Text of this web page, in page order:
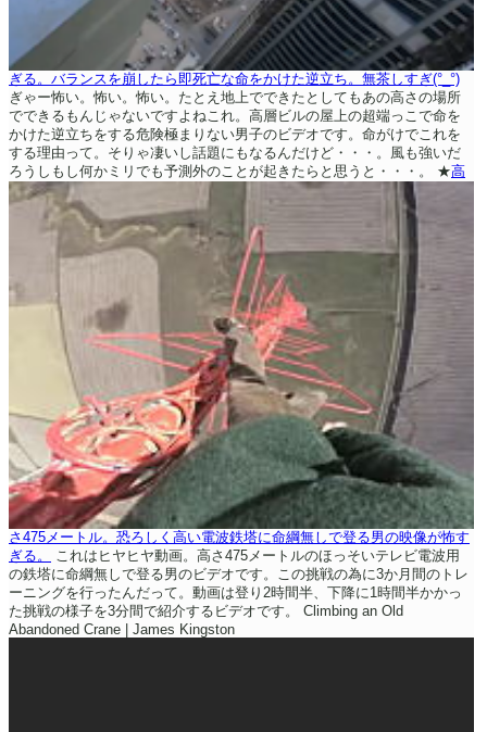
ぎる。バランスを崩したら即死亡な命をかけた逆立ち。無茶しすぎ(°_°)
ぎゃー怖い。怖い。怖い。たとえ地上でできたとしてもあの高さの場所
でできるもんじゃないですよねこれ。高層ビルの屋上の超端っこで命を
かけた逆立ちをする危険極まりない男子のビデオです。命がけでこれを
する理由って。そりゃ凄いし話題にもなるんだけど・・・。風も強いだ
ろうしもし何かミリでも予測外のことが起きたらと思うと・・・。
★高
さ475メートル。恐ろしく高い電波鉄塔に命綱無しで登る男の映像が怖す
ぎる。
これはヒヤヒヤ動画。高さ475メートルのほっそいテレビ電波用
の鉄塔に命綱無しで登る男のビデオです。この挑戦の為に3か月間のトレ
ーニングを行ったんだって。動画は登り2時間半、下降に1時間半かかっ
た挑戦の様子を3分間で紹介するビデオです。
Climbing an Old
Abandoned Crane | James Kingston